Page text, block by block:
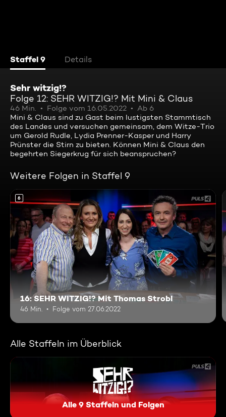
Staffel 9 Details
Sehr witzig!?
Folge 12: SEHR WITZIG!? Mit Mini & Claus
46 Min. Folge vom 16.05.2022
Ab 6
Mini & Claus sind zu Gast beim lustigsten Stammtisch
des Landes und versuchen gemeinsam, dem Witze-Trio
um Gerold Rudle, Lydia Prenner-Kasper und Harry
Prünster die Stirn zu bieten. Können Mini & Claus den
begehrten Siegerkrug für sich beanspruchen?
Weitere Folgen in Staffel 9
6
16: SEHR WITZIG!? Mit Thomas Strobl
46 Min. Folge vom 27.06.2022
Alle Staffeln im Überblick
Alle 9 Staffeln und Folgen